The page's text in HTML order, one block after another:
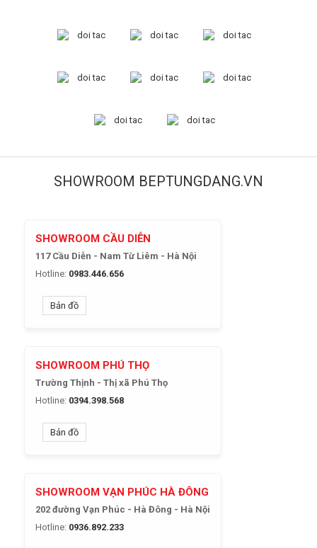
SHOWROOM BEPTUNGDANG.VN
SHOWROOM CẦU DIỄN
117 Cầu Diễn - Nam Từ Liêm - Hà Nội
Hotline: 0983.446.656
Bản đồ
SHOWROOM PHÚ THỌ
Trường Thịnh - Thị xã Phú Thọ
Hotline: 0394.398.568
Bản đồ
SHOWROOM VẠN PHÚC HÀ ĐÔNG
202 đường Vạn Phúc - Hà Đông - Hà Nội
Hotline: 0936.892.233